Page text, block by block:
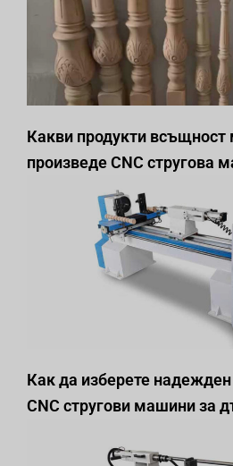
Какви продукти
произведе CNC стругова
Как да изберете
CNC стругови машини за